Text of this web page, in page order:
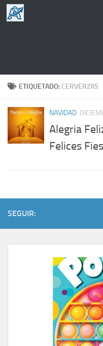
Saltar al contenido
ETIQUETADO: CERVERZAS
NAVIDAD
Alegria
Felices
SEGUIR: